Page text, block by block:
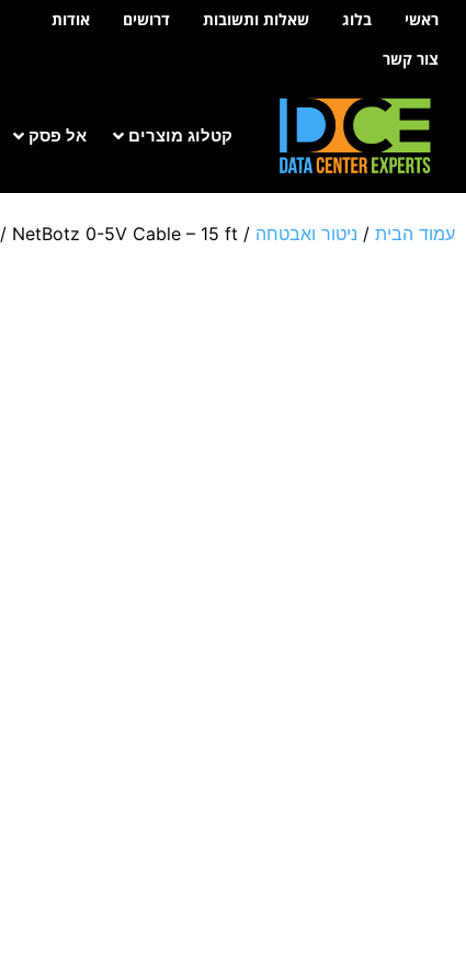
לתוכןראשי בלוג שאלות ותשובות דרושים
אודות
צור קשר
קטלוג מוצרים אל פסק
עמוד הבית / ניטור ואבטחה /
/ NetBotz 0-5V Cable – 15 ft.